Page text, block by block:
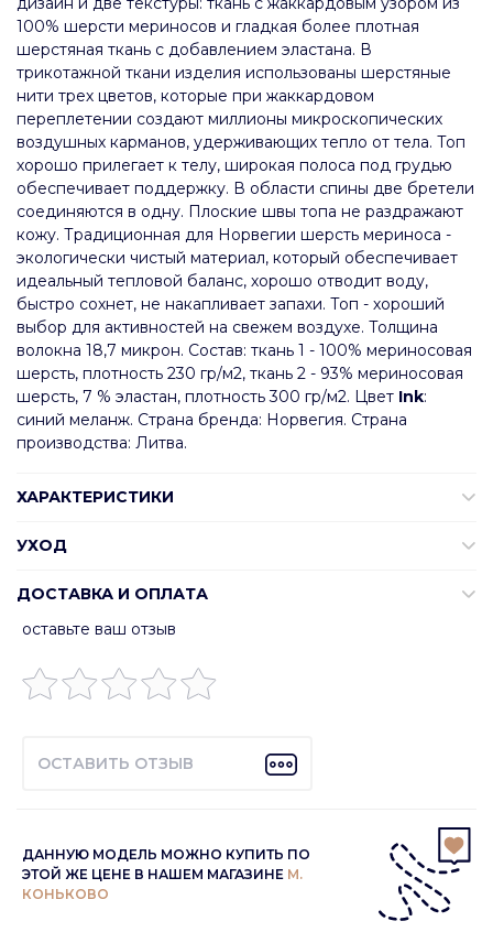
100% шерсти мериносов и гладкая более плотная
шерстяная ткань с добавлением эластана. В
трикотажной ткани изделия использованы шерстяные
нити трех цветов, которые при жаккардовом
переплетении создают миллионы микроскопических
воздушных карманов, удерживающих тепло от тела. Топ
хорошо прилегает к телу, широкая полоса под грудью
обеспечивает поддержку. В области спины две бретели
соединяются в одну. Плоские швы топа не раздражают
кожу. Традиционная для Норвегии шерсть мериноса -
экологически чистый материал, который обеспечивает
идеальный тепловой баланс, хорошо отводит воду,
быстро сохнет, не накапливает запахи. Топ - хороший
выбор для активностей на свежем воздухе. Толщина
волокна 18,7 микрон. Состав: ткань 1 - 100% мериносовая
шерсть, плотность 230 гр/м2, ткань 2 - 93% мериносовая
шерсть, 7 % эластан, плотность 300 гр/м2. Цвет Ink:
синий меланж. Страна бренда: Норвегия. Страна
производства: Литва.
ХАРАКТЕРИСТИКИ
УХОД
ДОСТАВКА И ОПЛАТА
оставьте ваш отзыв
ОСТАВИТЬ ОТЗЫВ
ДАННУЮ МОДЕЛЬ МОЖНО КУПИТЬ ПО
ЭТОЙ ЖЕ ЦЕНЕ В НАШЕМ МАГАЗИНЕ М.
КОНЬКОВО